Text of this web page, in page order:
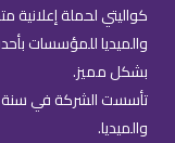
كواليتي لحملة
والميديا للمؤسسات
بشكل مميز.
والميديا.